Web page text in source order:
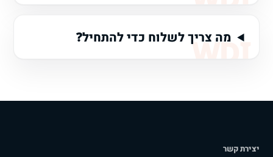
מה צריך לשלוח כדי להתחיל?
יצירת קשר